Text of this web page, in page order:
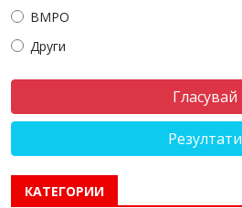
ВМРО
Други
Резултати
КАТЕГОРИИ